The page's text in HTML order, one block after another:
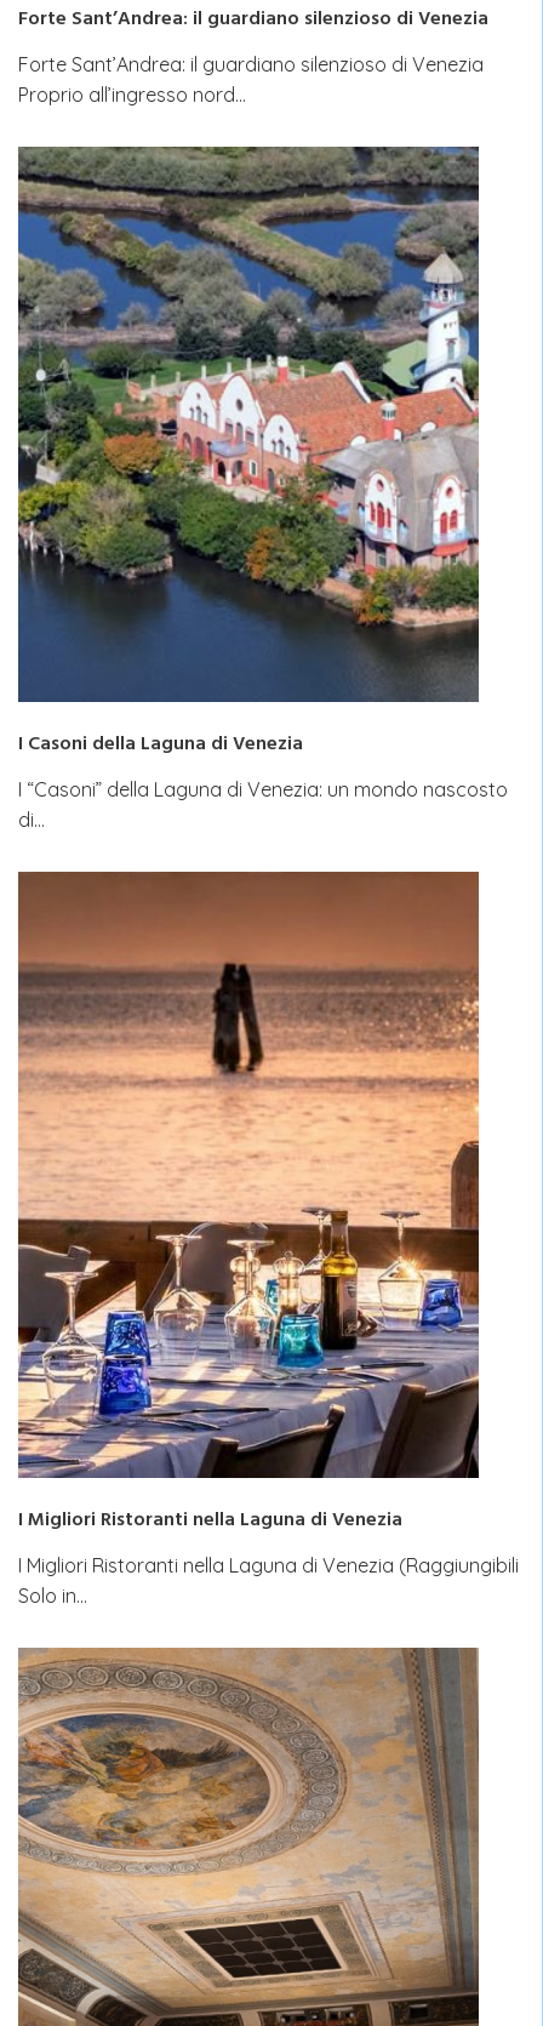
Forte Sant’Andrea: il guardiano silenzioso di Venezia
Forte Sant’Andrea: il guardiano silenzioso di Venezia
Proprio all’ingresso nord…
I Casoni della Laguna di Venezia
I “Casoni” della Laguna di Venezia: un mondo nascosto
di…
I Migliori Ristoranti nella Laguna di Venezia
I Migliori Ristoranti nella Laguna di Venezia (Raggiungibili
Solo in…